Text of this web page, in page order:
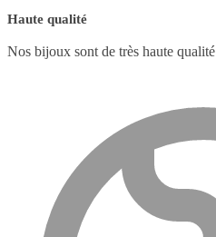
Haute qualité
Nos bijoux sont de très haute qualité